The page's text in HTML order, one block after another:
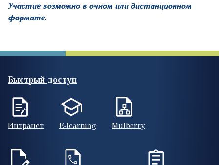
Участие возможно в очном или дистанционном
формате.
Быстрый доступ
Интранет E-learning Mulberry